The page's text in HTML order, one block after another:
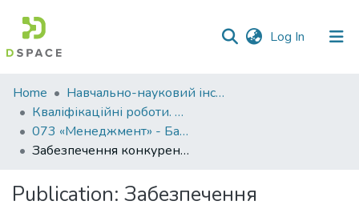
Log In (current)
Communities
&
Collections
Home
Навчально-науковий інститут економіки, управління, права та інформаційних технологій
Кваліфікаційні роботи. ННІ економіки, управління, права та ІТ
073 «Менеджмент» - Бакалаври 2022-2023
Забезпечення конкурентоспроможності аграрного підприємства
Publication: Забезпечення